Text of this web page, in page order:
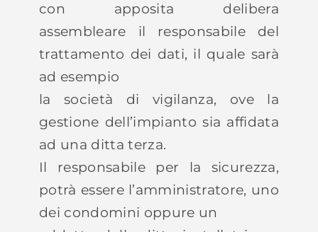
con apposita delibera
assembleare il responsabile del
trattamento dei dati, il quale sarà
ad esempio
la società di vigilanza, ove la
gestione dell’impianto sia affidata
ad una ditta terza.
Il responsabile per la sicurezza,
potrà essere l’amministratore, uno
dei condomini oppure un